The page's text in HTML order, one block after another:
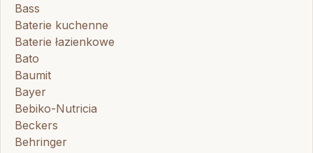
Bass
Baterie kuchenne
Baterie łazienkowe
Bato
Baumit
Bayer
Bebiko-Nutricia
Beckers
Behringer